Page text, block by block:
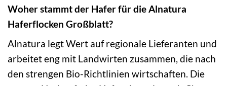
Woher stammt der Hafer für die Alnatura
Haferflocken Großblatt?
Alnatura legt Wert auf regionale Lieferanten und
arbeitet eng mit Landwirten zusammen, die nach
den strengen Bio-Richtlinien wirtschaften. Die